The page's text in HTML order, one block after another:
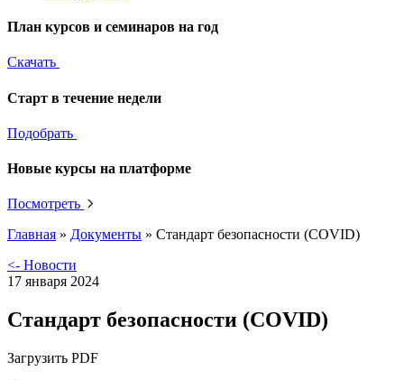
План курсов и семинаров на год
Скачать
Старт в течение недели
Подобрать
Новые курсы на платформе
Посмотреть
Главная » Документы » Стандарт безопасности (СOVID)
<- Новости
17 января 2024
Стандарт безопасности (СOVID)
Загрузить PDF